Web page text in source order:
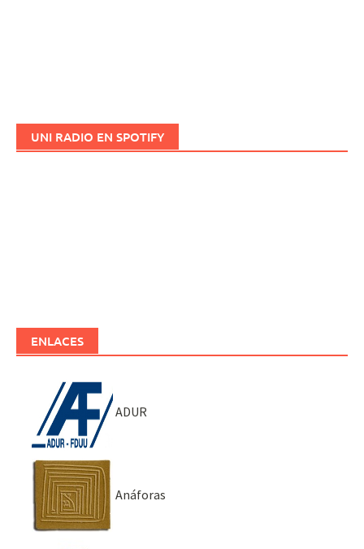
UNI RADIO EN SPOTIFY
ENLACES
ADUR
Anáforas